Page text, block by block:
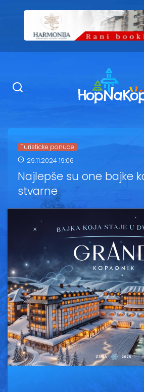
Kop Info
Ski
Vesti
Oglasi
Turisticke ponude
29.11.2024 19:06
Najlepše su one bajke
stvarne